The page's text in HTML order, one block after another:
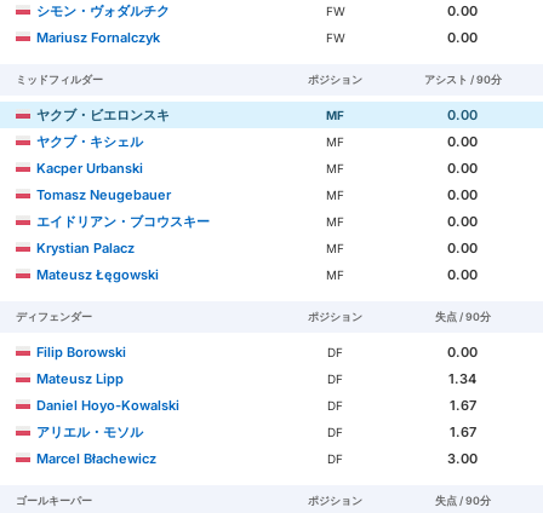
シモン・ヴォダルチク
FW
0.00
Mariusz Fornalczyk
FW 0.00
ミッドフィルダー ポジション アシスト / 90分
ヤクブ・ビエロンスキ MF
0.00
ヤクブ・キシェル
MF
0.00
Kacper Urbanski
MF
0.00
Tomasz Neugebauer
MF
0.00
エイドリアン・ブコウスキー
MF
0.00
Krystian Palacz
MF
0.00
Mateusz Łęgowski
MF 0.00
ディフェンダー ポジション 失点 / 90分
Filip Borowski DF
0.00
Mateusz Lipp
DF
1.34
Daniel Hoyo-Kowalski
DF
1.67
アリエル・モソル
DF
1.67
Marcel Błachewicz
DF 3.00
ゴールキーパー ポジション 失点 / 90分